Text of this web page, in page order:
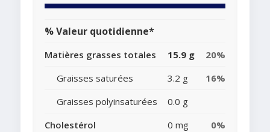
% Valeur quotidienne*
Matières grasses totales 15.9 g
20%
Graisses saturées
3.2 g
16%
Graisses polyinsaturées
0.0 g
Cholestérol
0 mg
0%